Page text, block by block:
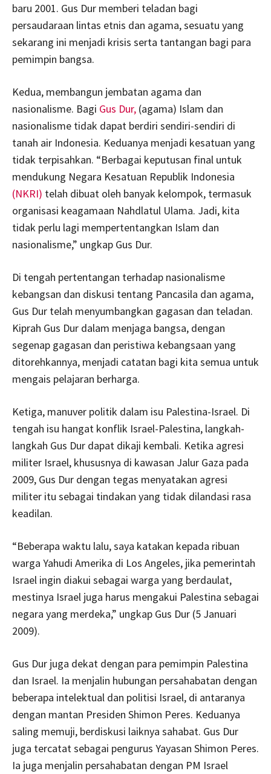
baru 2001. Gus Dur memberi teladan bagi
persaudaraan lintas etnis dan agama, sesuatu yang
sekarang ini menjadi krisis serta tantangan bagi para
pemimpin bangsa.
Kedua, membangun jembatan agama dan
nasionalisme. Bagi Gus Dur, (agama) Islam dan
nasionalisme tidak dapat berdiri sendiri-sendiri di
tanah air Indonesia. Keduanya menjadi kesatuan yang
tidak terpisahkan. “Berbagai keputusan final untuk
mendukung Negara Kesatuan Republik Indonesia
(NKRI) telah dibuat oleh banyak kelompok, termasuk
organisasi keagamaan Nahdlatul Ulama. Jadi, kita
tidak perlu lagi mempertentangkan Islam dan
nasionalisme,” ungkap Gus Dur.
Di tengah pertentangan terhadap nasionalisme
kebangsan dan diskusi tentang Pancasila dan agama,
Gus Dur telah menyumbangkan gagasan dan teladan.
Kiprah Gus Dur dalam menjaga bangsa, dengan
segenap gagasan dan peristiwa kebangsaan yang
ditorehkannya, menjadi catatan bagi kita semua untuk
mengais pelajaran berharga.
Ketiga, manuver politik dalam isu Palestina-Israel. Di
tengah isu hangat konflik Israel-Palestina, langkah-
langkah Gus Dur dapat dikaji kembali. Ketika agresi
militer Israel, khususnya di kawasan Jalur Gaza pada
2009, Gus Dur dengan tegas menyatakan agresi
militer itu sebagai tindakan yang tidak dilandasi rasa
keadilan.
“Beberapa waktu lalu, saya katakan kepada ribuan
warga Yahudi Amerika di Los Angeles, jika pemerintah
Israel ingin diakui sebagai warga yang berdaulat,
mestinya Israel juga harus mengakui Palestina sebagai
negara yang merdeka,” ungkap Gus Dur (5 Januari
2009).
Gus Dur juga dekat dengan para pemimpin Palestina
dan Israel. Ia menjalin hubungan persahabatan dengan
beberapa intelektual dan politisi Israel, di antaranya
dengan mantan Presiden Shimon Peres. Keduanya
saling memuji, berdiskusi laiknya sahabat. Gus Dur
juga tercatat sebagai pengurus Yayasan Shimon Peres.
Ia juga menjalin persahabatan dengan PM Israel